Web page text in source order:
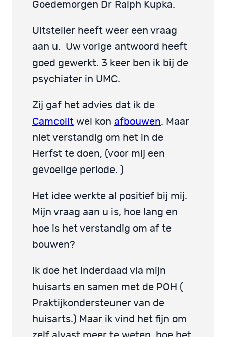
Goedemorgen Dr Ralph Kupka.
Uitsteller heeft weer een vraag
aan u. Uw vorige antwoord heeft
goed gewerkt. 3 keer ben ik bij de
psychiater in UMC.
Zij gaf het advies dat ik de
Camcolit wel kon afbouwen. Maar
niet verstandig om het in de
Herfst te doen, (voor mij een
gevoelige periode. )
Het idee werkte al positief bij mij.
Mijn vraag aan u is, hoe lang en
hoe is het verstandig om af te
bouwen?
Ik doe het inderdaad via mijn
huisarts en samen met de POH (
Praktijkondersteuner van de
huisarts.) Maar ik vind het fijn om